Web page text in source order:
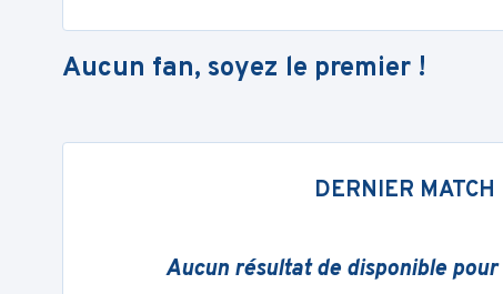
Aucun fan, soyez le premier !
DERNIER MATCH
Aucun résultat de disponible